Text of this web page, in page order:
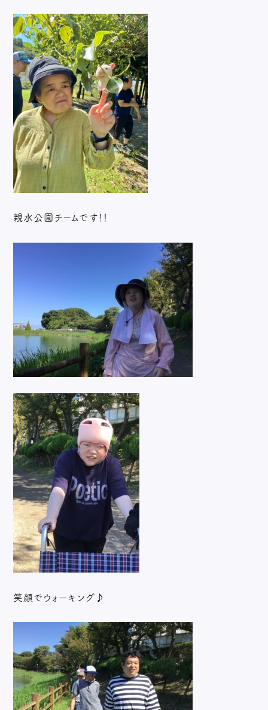
親水公園チームです！！
笑顔でウォーキング♪